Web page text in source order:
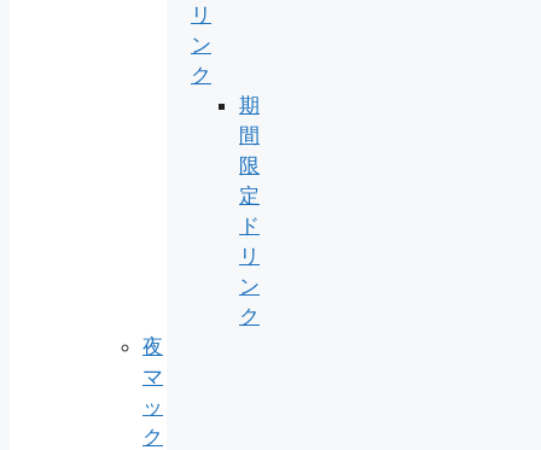
リ
ン
ク
期
間
限
定
ド
リ
ン
ク
夜
マ
ッ
ク